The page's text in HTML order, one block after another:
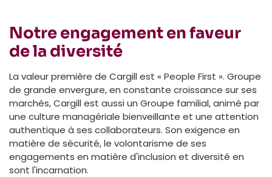
Notre engagement en faveur
de la diversité
La valeur première de Cargill est « People First ». Groupe
de grande envergure, en constante croissance sur ses
marchés, Cargill est aussi un Groupe familial, animé par
une culture managériale bienveillante et une attention
authentique à ses collaborateurs. Son exigence en
matière de sécurité, le volontarisme de ses
engagements en matière d'inclusion et diversité en
sont l'incarnation.